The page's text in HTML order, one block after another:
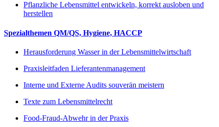
Pflanzliche Lebensmittel entwickeln, korrekt ausloben und
herstellen
Spezialthemen QM/QS, Hygiene, HACCP
Herausforderung Wasser in der Lebensmittelwirtschaft
Praxisleitfaden Lieferantenmanagement
Interne und Externe Audits souverän meistern
Texte zum Lebensmittelrecht
Food-Fraud-Abwehr in der Praxis